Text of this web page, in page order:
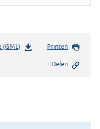
(GML)b
s
Printen
Delen